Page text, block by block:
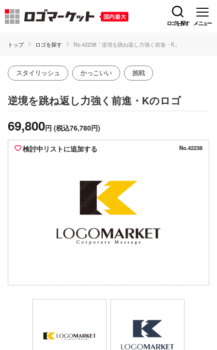
ロゴを探す メニュー
トップ ロゴを探す No.42238「逆境を跳ね返し力強く前進・K」
スタイリッシュ かっこいい 挑戦
逆境を跳ね返し力強く前進・Kのロゴ
69,800円 (税込76,780円)
検討中リストに追加する No.42238